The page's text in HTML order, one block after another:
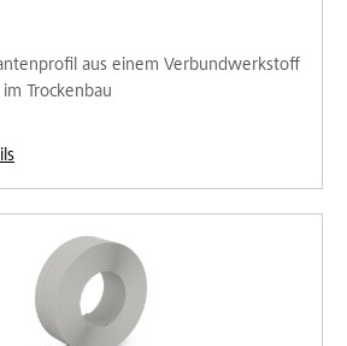
aus einem Verbundwerkstoff
Trockenbau